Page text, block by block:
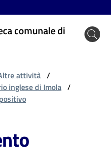
comunale di
attività /
inglese di Imola /